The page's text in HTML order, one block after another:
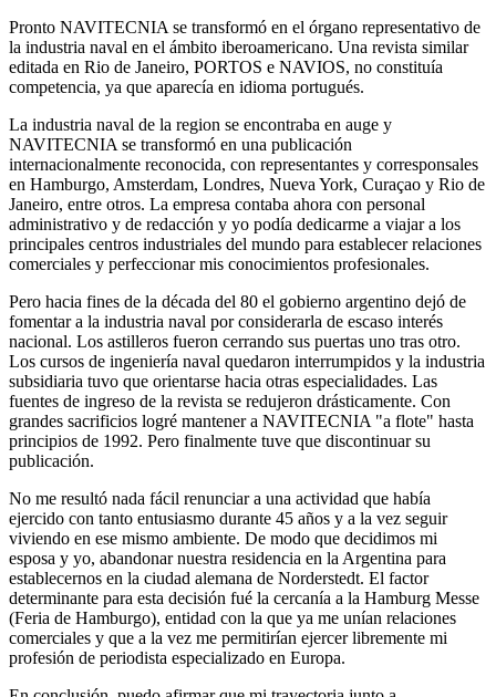
Pronto NAVITECNIA se transformó en el órgano representativo de
la industria naval en el ámbito iberoamericano. Una revista similar
editada en Rio de Janeiro, PORTOS e NAVIOS, no constituía
competencia, ya que aparecía en idioma portugués.
La industria naval de la region se encontraba en auge y
NAVITECNIA se transformó en una publicación
internacionalmente reconocida, con representantes y corresponsales
en Hamburgo, Amsterdam, Londres, Nueva York, Curaçao y Rio de
Janeiro, entre otros. La empresa contaba ahora con personal
administrativo y de redacción y yo podía dedicarme a viajar a los
principales centros industriales del mundo para establecer relaciones
comerciales y perfeccionar mis conocimientos profesionales.
Pero hacia fines de la década del 80 el gobierno argentino dejó de
fomentar a la industria naval por considerarla de escaso interés
nacional. Los astilleros fueron cerrando sus puertas uno tras otro.
Los cursos de ingeniería naval quedaron interrumpidos y la industria
subsidiaria tuvo que orientarse hacia otras especialidades. Las
fuentes de ingreso de la revista se redujeron drásticamente. Con
grandes sacrificios logré mantener a NAVITECNIA
a flote
hasta
principios de 1992. Pero finalmente tuve que discontinuar su
publicación.
No me resultó nada fácil renunciar a una actividad que había
ejercido con tanto entusiasmo durante 45 años y a la vez seguir
viviendo en ese mismo ambiente. De modo que decidimos mi
esposa y yo, abandonar nuestra residencia en la Argentina para
establecernos en la ciudad alemana de Norderstedt. El factor
determinante para esta decisión fué la cercanía a la Hamburg Messe
(Feria de Hamburgo), entidad con la que ya me unían relaciones
comerciales y que a la vez me permitirían ejercer libremente mi
profesión de periodista especializado en Europa.